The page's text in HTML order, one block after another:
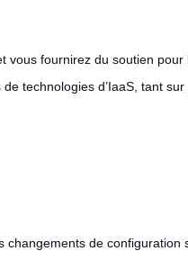
vous fournirez du soutien pour
technologies d’IaaS, tant
changements de configuration